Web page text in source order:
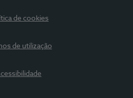
de cookies
de utilização